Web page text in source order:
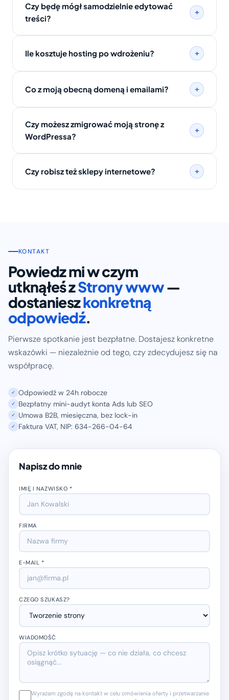
Czy będę mógł samodzielnie edytować
treści?
+
Ile kosztuje hosting po wdrożeniu? +
Co z moją obecną domeną i emailami? +
Czy możesz zmigrować moją stronę z
WordPressa?
+
Czy robisz też sklepy internetowe? +
KONTAKT
Powiedz mi w czym
utknąłeś zStrony www—
dostanieszkonkretną
odpowiedź.
Pierwsze spotkanie jest bezpłatne. Dostajesz konkretne
wskazówki — niezależnie od tego, czy zdecydujesz się na
współpracę.
✓ Odpowiedź w 24h robocze
✓ Bezpłatny mini-audyt konta Ads lub SEO
✓ Umowa B2B, miesięczna, bez lock-in
✓ Faktura VAT, NIP: 634-266-04-64
Napisz do mnie
IMIĘ I NAZWISKO *
FIRMA
E-MAIL *
CZEGO SZUKASZ?
WIADOMOŚĆ
Wyrażam zgodę na kontakt w celu omówienia oferty i przetwarzanie